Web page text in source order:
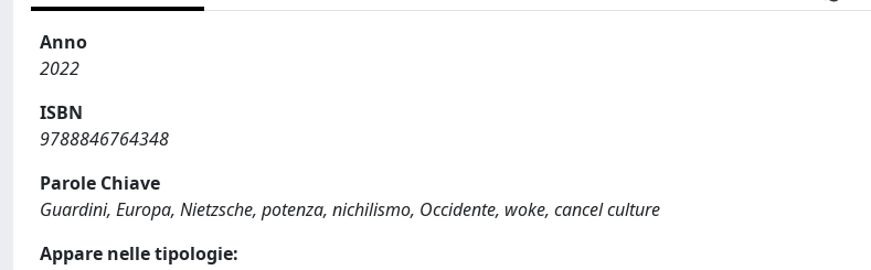
Anno
2022
ISBN
9788846764348
Parole Chiave
Guardini, Europa, Nietzsche, potenza, nichilismo, Occidente, woke, cancel culture
Appare nelle tipologie: